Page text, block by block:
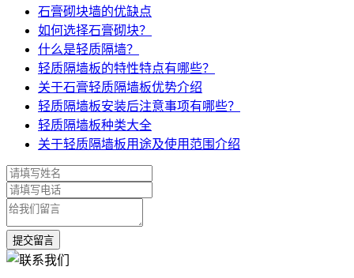
石膏砌块墙的优缺点
如何选择石膏砌块？
什么是轻质隔墙？
轻质隔墙板的特性特点有哪些？
关于石膏轻质隔墙板优势介绍
轻质隔墙板安装后注意事项有哪些？
轻质隔墙板种类大全
关于轻质隔墙板用途及使用范围介绍